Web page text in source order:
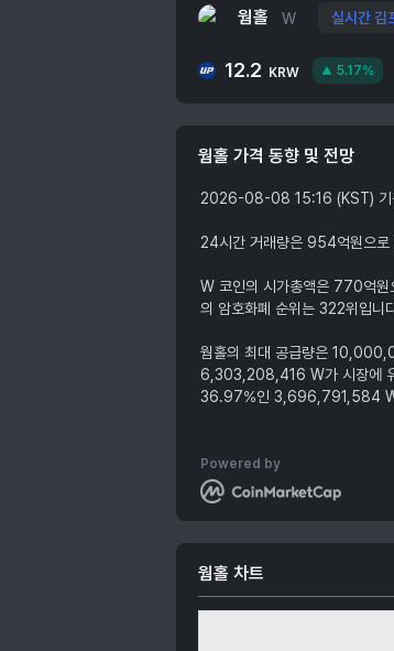
웜홀 W 실시간 김
12.2 KRW 5.17%
웜홀 가격 동향 및 전망
2026-08-08 15:16 (KST) 기
24시간 거래량은 954억원으
W 코인의 시가총액은 770억원
의 암호화폐 순위는 322위입니
웜홀의 최대 공급량은
6,303,208,416 W가 시장에 유
36.97%인 3,696,791,584
Powered by
웜홀 차트